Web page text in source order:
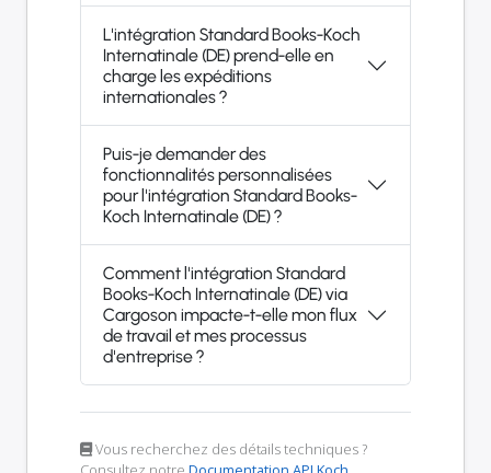
L'intégration Standard Books-Koch
Internatinale (DE) prend-elle en
charge les expéditions
internationales ?
Puis-je demander des
fonctionnalités personnalisées
pour l'intégration Standard Books-
Koch Internatinale (DE) ?
Comment l'intégration Standard
Books-Koch Internatinale (DE) via
Cargoson impacte-t-elle mon flux
de travail et mes processus
d'entreprise ?
Vous recherchez des détails techniques ?